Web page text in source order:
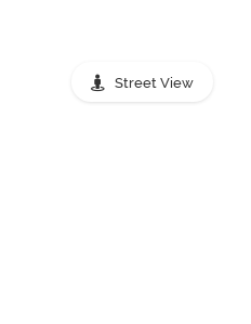
Street View